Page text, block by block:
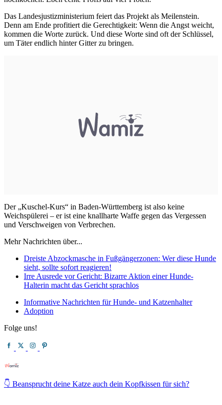
Das Landesjustizministerium feiert das Projekt als Meilenstein.
Denn am Ende profitiert die Gerechtigkeit: Wenn die Angst weicht,
kommen die Worte zurück. Und diese Worte sind oft der Schlüssel,
um Täter endlich hinter Gitter zu bringen.
Der „Kuschel-Kurs“ in Baden-Württemberg ist also keine
Weichspülerei – er ist eine knallharte Waffe gegen das Vergessen
und Verschweigen von Verbrechen.
Mehr Nachrichten über...
Dreiste Abzockmasche in Fußgängerzonen: Wer diese Hunde
sieht, sollte sofort reagieren!
Irre Ausrede vor Gericht: Bizarre Aktion einer Hunde-
Halterin macht das Gericht sprachlos
Informative Nachrichten für Hunde- und Katzenhalter
Adoption
Folge uns!
👇 Beansprucht deine Katze auch dein Kopfkissen für sich?